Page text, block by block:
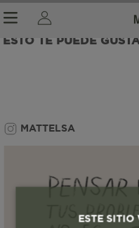
ESTO TE PUEDE
MATTELSA
ESTE SITIO